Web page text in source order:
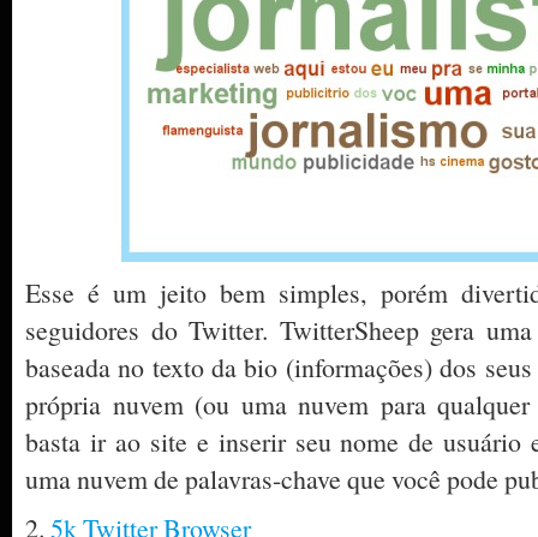
Esse é um jeito bem simples, porém
seguidores do Twitter. TwitterSheep gera
baseada no texto da bio (informações) dos
própria nuvem (ou uma nuvem para
basta ir ao site e inserir seu nome de usuário
uma nuvem de palavras-chave que você pode
2. 5k Twitter Browser